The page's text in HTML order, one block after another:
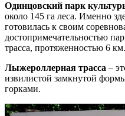
Одинцовский парк
около 145 га леса. Именно
готовилась к своим
достопримечательностью
трасса, протяженностью 6 км.
Лыжероллерная трасса –
извилистой замкнутой
горками.